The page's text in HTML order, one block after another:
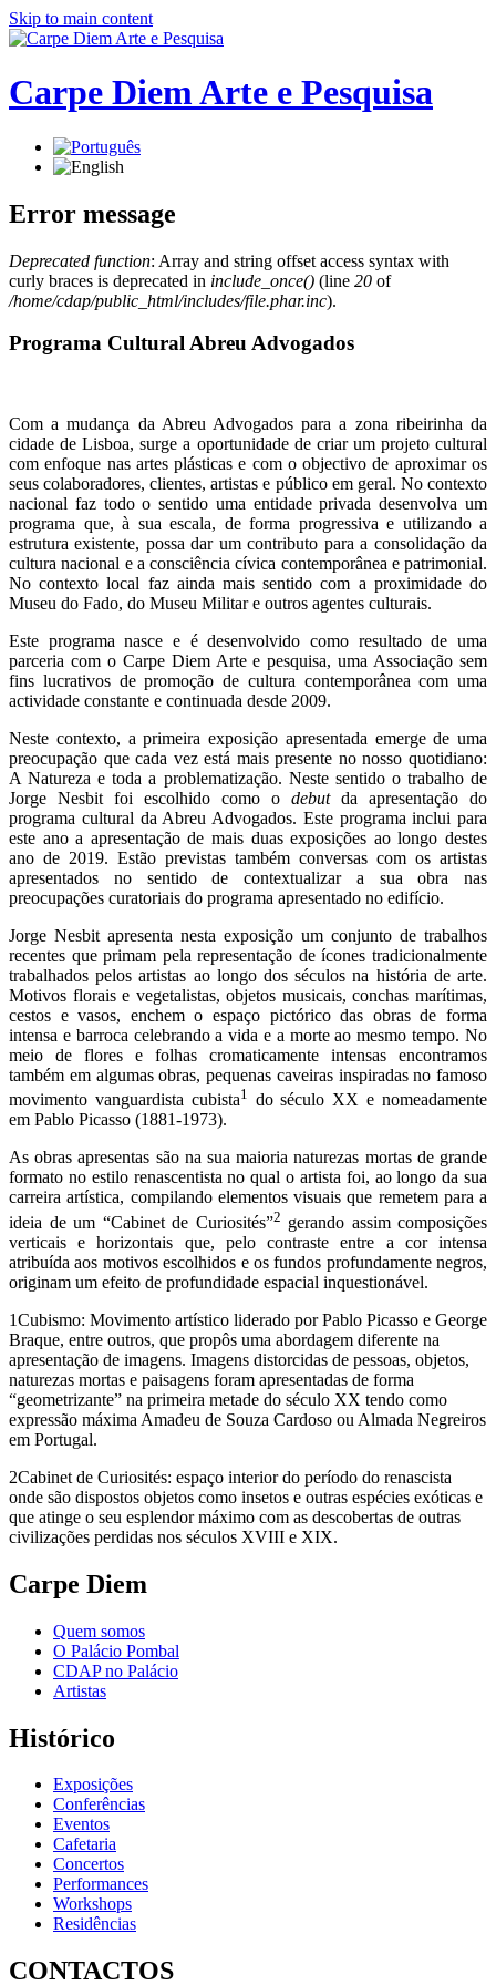
Skip to main content
Carpe Diem Arte e Pesquisa
Error message
Deprecated function: Array and string offset access syntax with
curly braces is deprecated in include_once() (line 20 of
/home/cdap/public_html/includes/file.phar.inc).
Programa Cultural Abreu Advogados
Com a mudança da Abreu Advogados para a zona ribeirinha da
cidade de Lisboa, surge a oportunidade de criar um projeto cultural
com enfoque nas artes plásticas e com o objectivo de aproximar os
seus colaboradores, clientes, artistas e público em geral. No contexto
nacional faz todo o sentido uma entidade privada desenvolva um
programa que, à sua escala, de forma progressiva e utilizando a
estrutura existente, possa dar um contributo para a consolidação da
cultura nacional e a consciência cívica contemporânea e patrimonial.
No contexto local faz ainda mais sentido com a proximidade do
Museu do Fado, do Museu Militar e outros agentes culturais.
Este programa nasce e é desenvolvido como resultado de uma
parceria com o Carpe Diem Arte e pesquisa, uma Associação sem
fins lucrativos de promoção de cultura contemporânea com uma
actividade constante e continuada desde 2009.
Neste contexto, a primeira exposição apresentada emerge de uma
preocupação que cada vez está mais presente no nosso quotidiano:
A Natureza e toda a problematização. Neste sentido o trabalho de
Jorge Nesbit foi escolhido como o debutda apresentação do
programa cultural da Abreu Advogados. Este programa inclui para
este ano a apresentação de mais duas exposições ao longo destes
ano de 2019. Estão previstas também conversas com os artistas
apresentados no sentido de contextualizar a sua obra nas
preocupações curatoriais do programa apresentado no edifício.
Jorge Nesbit apresenta nesta exposição um conjunto de trabalhos
recentes que primam pela representação de ícones tradicionalmente
trabalhados pelos artistas ao longo dos séculos na história de arte.
Motivos florais e vegetalistas, objetos musicais, conchas marítimas,
cestos e vasos, enchem o espaço pictórico das obras de forma
intensa e barroca celebrando a vida e a morte ao mesmo tempo. No
meio de flores e folhas cromaticamente intensas encontramos
também em algumas obras, pequenas caveiras inspiradas no famoso
movimento vanguardista cubista1 do século XX e nomeadamente
em Pablo Picasso (1881-1973).
As obras apresentas são na sua maioria naturezas mortas de grande
formato no estilo renascentista no qual o artista foi, ao longo da sua
carreira artística, compilando elementos visuais que remetem para a
ideia de um “Cabinet de Curiosités”2 gerando assim composições
verticais e horizontais que, pelo contraste entre a cor intensa
atribuída aos motivos escolhidos e os fundos profundamente negros,
originam um efeito de profundidade espacial inquestionável.
1Cubismo: Movimento artístico liderado por Pablo Picasso e George
Braque, entre outros, que propôs uma abordagem diferente na
apresentação de imagens. Imagens distorcidas de pessoas, objetos,
naturezas mortas e paisagens foram apresentadas de forma
“geometrizante” na primeira metade do século XX tendo como
expressão máxima Amadeu de Souza Cardoso ou Almada Negreiros
em Portugal.
2Cabinet de Curiosités: espaço interior do período do renascista
onde são dispostos objetos como insetos e outras espécies exóticas e
que atinge o seu esplendor máximo com as descobertas de outras
civilizações perdidas nos séculos XVIII e XIX.
Carpe Diem
Quem somos
O Palácio Pombal
CDAP no Palácio
Artistas
Histórico
Exposições
Conferências
Eventos
Cafetaria
Concertos
Performances
Workshops
Residências
CONTACTOS